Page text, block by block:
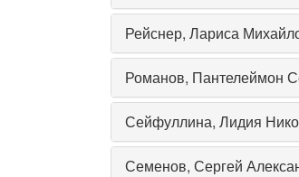
Рейснер, Лариса
Романов, Пантелеймон
Сейфуллина, Лидия
Семенов, Сергей